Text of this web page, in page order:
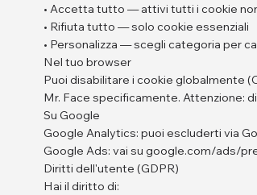
• Accetta tutto — attivi tutti i cookie
• Rifiuta tutto — solo cookie essenziali
• Personalizza — scegli categoria per
Nel tuo browser
Puoi disabilitare i cookie globalmente
Mr. Face specificamente. Attenzione:
Su Google
Google Analytics: puoi escluderti via
Google Ads: vai su google.com/ads/
Diritti dell'utente (GDPR)
Hai il diritto di: